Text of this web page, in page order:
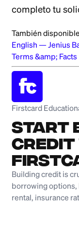
completo tu
También
English —Jenius
Terms &amp; Facts
Firstcard
Start
Credit
Building credit is
borrowing options,
rental, insurance